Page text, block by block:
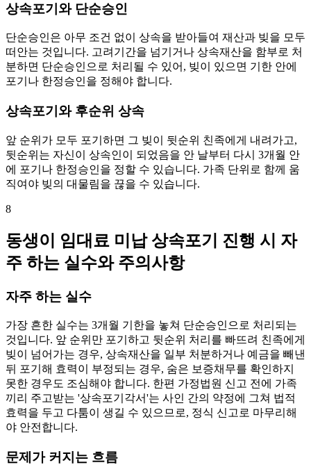
상속포기와 단순승인
단순승인은 아무 조건 없이 상속을 받아들여 재산과 빚을 모두
떠안는 것입니다. 고려기간을 넘기거나 상속재산을 함부로 처
분하면 단순승인으로 처리될 수 있어, 빚이 있으면 기한 안에
포기나 한정승인을 정해야 합니다.
상속포기와 후순위 상속
앞 순위가 모두 포기하면 그 빚이 뒷순위 친족에게 내려가고,
뒷순위는 자신이 상속인이 되었음을 안 날부터 다시 3개월 안
에 포기나 한정승인을 정할 수 있습니다. 가족 단위로 함께 움
직여야 빚의 대물림을 끊을 수 있습니다.
8
동생이 임대료 미납 상속포기 진행 시 자
주 하는 실수와 주의사항
자주 하는 실수
가장 흔한 실수는 3개월 기한을 놓쳐 단순승인으로 처리되는
것입니다. 앞 순위만 포기하고 뒷순위 처리를 빠뜨려 친족에게
빚이 넘어가는 경우, 상속재산을 일부 처분하거나 예금을 빼낸
뒤 포기해 효력이 부정되는 경우, 숨은 보증채무를 확인하지
못한 경우도 조심해야 합니다. 한편 가정법원 신고 전에 가족
끼리 주고받는 '상속포기각서'는 사인 간의 약정에 그쳐 법적
효력을 두고 다툼이 생길 수 있으므로, 정식 신고로 마무리해
야 안전합니다.
문제가 커지는 흐름